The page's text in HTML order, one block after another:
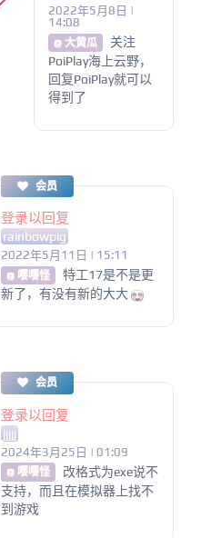
2022年5月8日 |
14:08
@ 大黄瓜
关注
PoiPlay海上云野，
回复PoiPlay就可以
得到了
会员
登录以回复
rainbowpig
2022年5月11日 | 15:11
@ 嘤嘤怪
特工17是不是更
新了，有没有新的大大
会员
登录以回复
jjjjj
2024年3月25日 | 01:09
@ 嘤嘤怪
改格式为exe说不
支持，而且在模拟器上找不
到游戏